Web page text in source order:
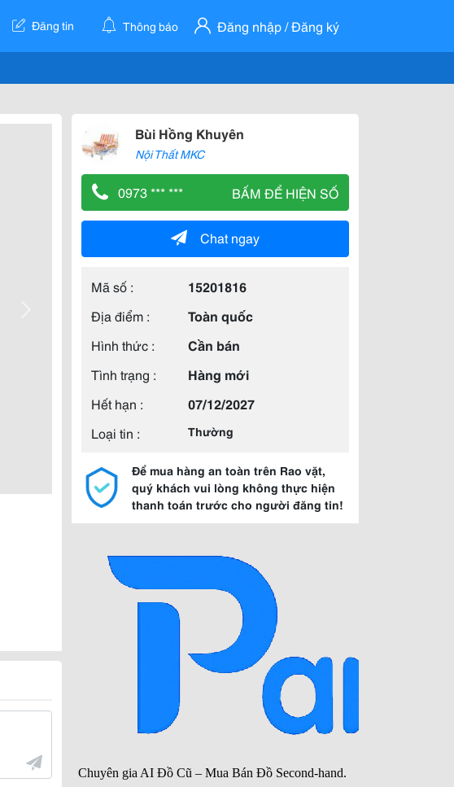
Đăng tin Thông báo Đăng nhập / Đăng ký
Bùi Hồng Khuyên
Nội Thất MKC
0973 *** *** BẤM ĐỂ HIỆN SỐ
Chat ngay
Mã số :
15201816
Địa điểm :
Toàn quốc
Hình thức :
Cần bán
Tình trạng :
Hàng mới
Hết hạn :
07/12/2027
Loại tin :
Thường
Để mua hàng an toàn trên Rao vặt,
quý khách vui lòng không thực hiện
thanh toán trước cho người đăng tin!